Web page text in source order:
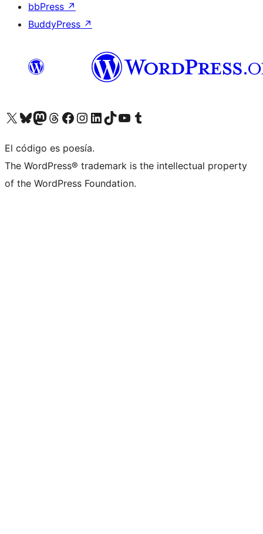
bbPress ↗
BuddyPress ↗
Visitá nuestra cuenta de X (anteriormente Twitter)
Visitá nuestra cuenta de Bluesky
Visitá nuestra cuenta de Mastodon
Visitá nuestra cuenta de Threads
Visitá nuestra página de Facebook
Visitá nuestra cuenta de Instagram
Visitá nuestra cuenta de LinkedIn
Visitá nuestra cuenta de TikTok
Visitá nuestro canal de YouTube
Visitá nuestra cuenta de Tumblr
El código es poesía.
The WordPress® trademark is the intellectual property
of the WordPress Foundation.